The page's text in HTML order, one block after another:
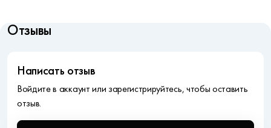
Отзывы
Написать отзыв
Войдите в аккаунт или зарегистрируйтесь, чтобы оставить
отзыв.